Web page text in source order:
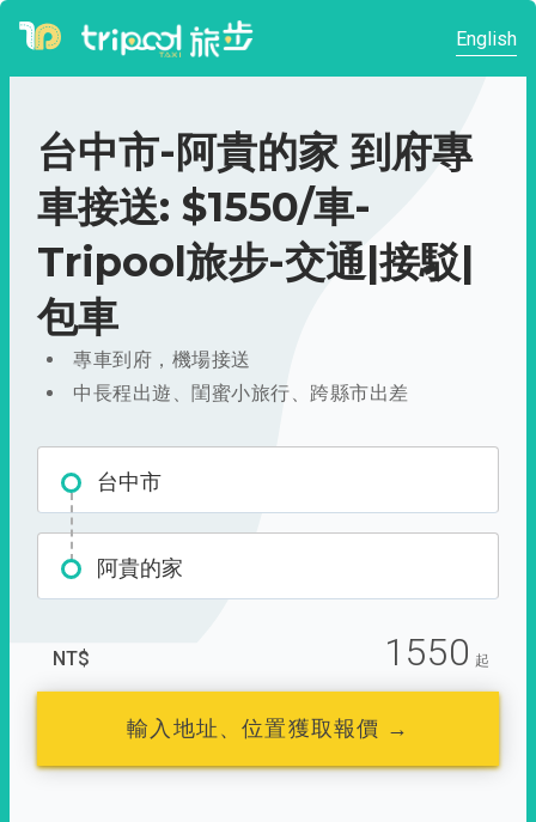
English
台中市-阿貴的家 到府專
車接送: $1550/車-
Tripool旅步-交通|接駁|
包車
專車到府，機場接送
中長程出遊、閨蜜小旅行、跨縣市出差
台中市
阿貴的家
NT$ 1550 起
輸入地址、位置獲取報價 →